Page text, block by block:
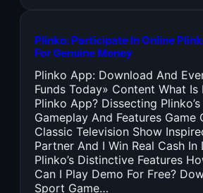
Plinko: Participate In Online
For Genuine Money
Plinko App: Download And
Funds Today» Content What
Plinko App? Dissecting
Gameplay And Features Game
Classic Television Show
Partner And I Win Real Cash
Plinko’s Distinctive Features
Can I Play Demo For Free?
Sport Game…